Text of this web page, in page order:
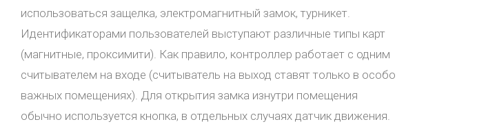
использоваться защелка, электромагнитный замок, турникет.
Идентификаторами пользователей выступают различные типы карт
(магнитные, проксимити). Как правило, контроллер работает с одним
считывателем на входе (считыватель на выход ставят только в особо
важных помещениях). Для открытия замка изнутри помещения
обычно используется кнопка, в отдельных случаях датчик движения.